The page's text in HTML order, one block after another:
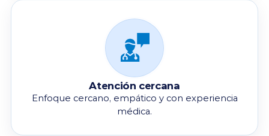
Atención cercana
Enfoque cercano, empático y con experiencia
médica.